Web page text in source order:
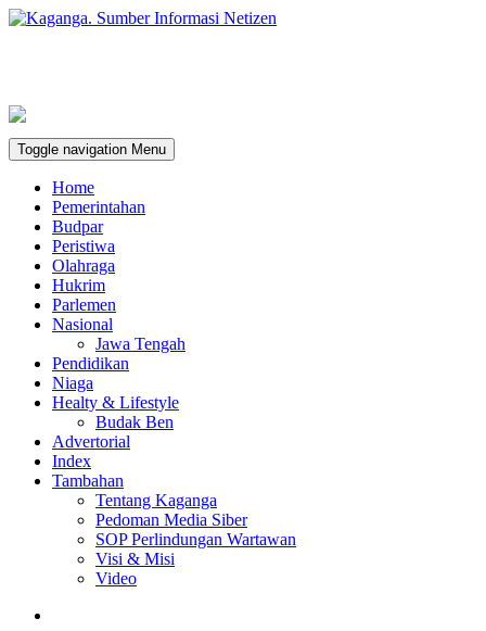
Toggle navigation Menu
Home
Pemerintahan
Budpar
Peristiwa
Olahraga
Hukrim
Parlemen
Nasional
Jawa Tengah
Pendidikan
Niaga
Healty & Lifestyle
Budak Ben
Advertorial
Index
Tambahan
Tentang Kaganga
Pedoman Media Siber
SOP Perlindungan Wartawan
Visi & Misi
Video